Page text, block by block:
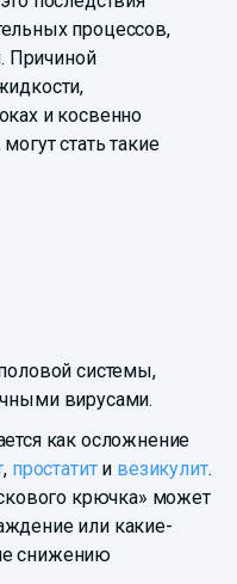
процессов,
Причиной
и косвенно
стать такие
системы,
вирусами.
как осложнение
, простатити везикулит.
крючка» может
или какие-
снижению